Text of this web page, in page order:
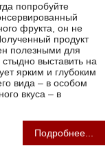
попробуйте
фрукта, он не
продукт
полезными для
выставить на
ярким и глубоким
вида – в особом
вкуса – в
Подробнее...